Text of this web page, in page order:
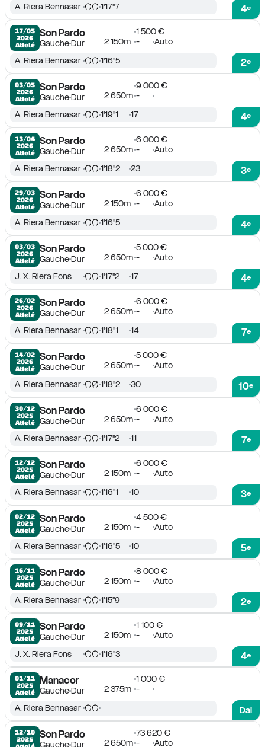
4e
A. Riera Bennasar 1'17''7
17/05
2026
Attelé
Son Pardo
GaucheDur
1 500 €
2 150m - Auto
2e
A. Riera Bennasar 1'16''5
03/05
2026
Attelé
Son Pardo
GaucheDur
9 000 €
2 650m -
4e
A. Riera Bennasar 1'19''1 17
13/04
2026
Attelé
Son Pardo
GaucheDur
6 000 €
2 650m - Auto
3e
A. Riera Bennasar 1'18''2 23
29/03
2026
Attelé
Son Pardo
GaucheDur
6 000 €
2 150m - Auto
4e
A. Riera Bennasar 1'16''5
03/03
2026
Attelé
Son Pardo
GaucheDur
5 000 €
2 650m - Auto
4e
J. X. Riera Fons 1'17''2 17
26/02
2026
Attelé
Son Pardo
GaucheDur
6 000 €
2 650m - Auto
7e
A. Riera Bennasar 1'18''1 14
14/02
2026
Attelé
Son Pardo
GaucheDur
5 000 €
2 650m - Auto
10e
A. Riera Bennasar 1'18''2 30
30/12
2025
Attelé
Son Pardo
GaucheDur
6 000 €
2 650m - Auto
7e
A. Riera Bennasar 1'17''2 11
12/12
2025
Attelé
Son Pardo
GaucheDur
6 000 €
2 150m - Auto
3e
A. Riera Bennasar 1'16''1 10
02/12
2025
Attelé
Son Pardo
GaucheDur
4 500 €
2 150m - Auto
5e
A. Riera Bennasar 1'16''5 10
16/11
2025
Attelé
Son Pardo
GaucheDur
8 000 €
2 150m - Auto
2e
A. Riera Bennasar 1'15''9
09/11
2025
Attelé
Son Pardo
GaucheDur
1 100 €
2 150m - Auto
4e
J. X. Riera Fons 1'16''3
01/11
2025
Attelé
Manacor
GaucheDur
1 000 €
2 375m -
Dai
A. Riera Bennasar
12/10
2025
Son Pardo
73 620 €
2 650m - Auto